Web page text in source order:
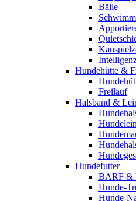
Bälle
Hundehütte &
Freilauf
Halsband &
Hundefutter
BARF &
Hunde-
Hunde-